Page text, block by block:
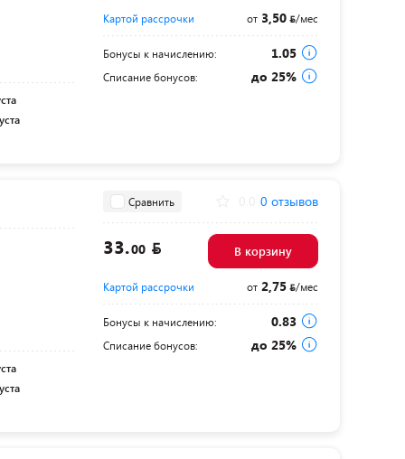
Картой рассрочки от3,50 /мес
Бонусы к начислению: 1.05
Списание бонусов: до 25%
Сравнить 0 отзывов
33.00 В корзину
Картой рассрочки от2,75 /мес
Бонусы к начислению: 0.83
Списание бонусов: до 25%